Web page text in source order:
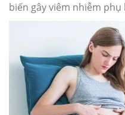
biến gây viêm nhiễm phụ